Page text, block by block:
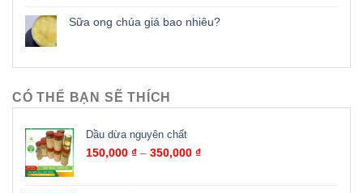
Sữa ong chúa giá bao nhiêu?
CÓ THỂ BẠN SẼ THÍCH
Dầu dừa nguyên chất
150,000 ₫ – 350,000 ₫